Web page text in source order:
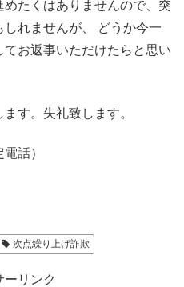
たくはありませんので、突
れませんが、 どうか今一
お返事いただけたらと思い
す。失礼致します。
話）
次点繰り上げ詐欺
ーリンク